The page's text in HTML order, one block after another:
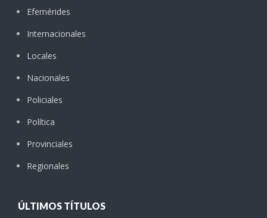
Efemérides
Internacionales
Locales
Nacionales
Policiales
Política
Provinciales
Regionales
ÚLTIMOS TÍTULOS